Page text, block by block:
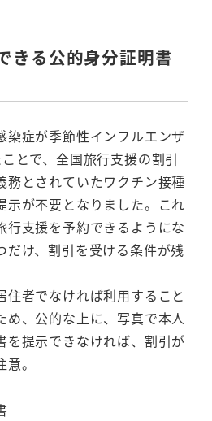
きる公的身分証明書
染症が季節性インフルエンザ
とで、全国旅行支援の割引
務とされていたワクチン接種
示が不要となりました。これ
行支援を予約できるようにな
だけ、割引を受ける条件が残
住者でなければ利用すること
め、公的な上に、写真で本人
を提示できなければ、割引が
。